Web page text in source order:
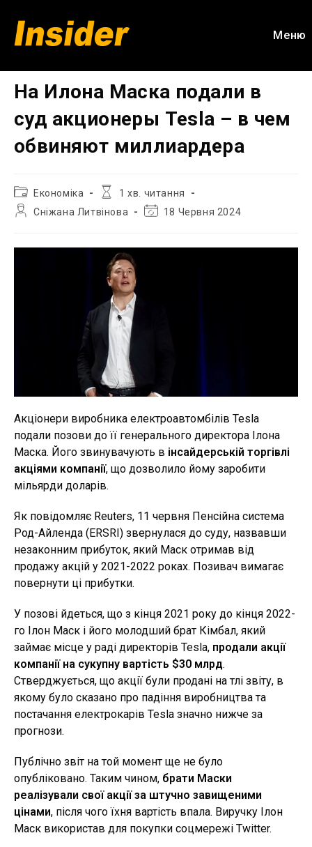
вмісту
Меню
На Илона Маска подали в
суд акционеры Tesla – в чем
обвиняют миллиардера
Категорія
запису:
Економіка
Час
1 хв. читання
АвторСніжана Литвінова
Остання18 Червня 2024
Акціонери виробника електроавтомбілів Tesla
подали позови до її генерального директора Ілона
Маска. Його звинувачують в інсайдерській торгівлі
акціями компанії, що дозволило йому заробити
мільярди доларів.
Як повідомляє Reuters, 11 червня Пенсійна система
Род-Айленда (ERSRI) звернулася до суду, назвавши
незаконним прибуток, який Маск отримав від
продажу акцій у 2021-2022 роках. Позивач вимагає
повернути ці прибутки.
У позові йдеться, що з кінця 2021 року до кінця 2022-
го Ілон Маск і його молодший брат Кімбал, який
займає місце у раді директорів Tesla, продали акції
компанії на сукупну вартість $30 млрд.
Стверджується, що акції були продані на тлі звіту, в
якому було сказано про падіння виробництва та
постачання електрокарів Tesla значно нижче за
прогнози.
Публічно звіт на той момент ще не було
опубліковано. Таким чином, брати Маски
реалізували свої акції за штучно завищеними
цінами, після чого їхня вартість впала. Виручку Ілон
Маск використав для покупки соцмережі Twitter.